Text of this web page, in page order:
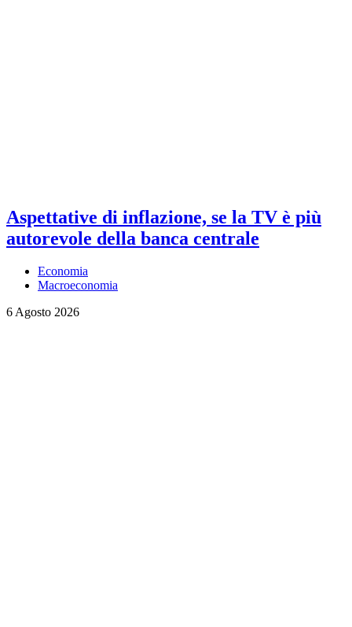
Aspettative di inflazione, se la TV è più
autorevole della banca centrale
Economia
Macroeconomia
6 Agosto 2026